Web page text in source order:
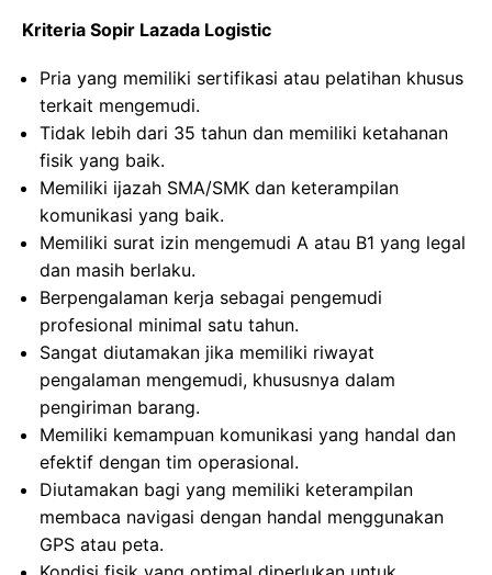
Kriteria Sopir Lazada Logistic
Pria yang memiliki sertifikasi atau pelatihan khusus
terkait mengemudi.
Tidak lebih dari 35 tahun dan memiliki ketahanan
fisik yang baik.
Memiliki ijazah SMA/SMK dan keterampilan
komunikasi yang baik.
Memiliki surat izin mengemudi A atau B1 yang legal
dan masih berlaku.
Berpengalaman kerja sebagai pengemudi
profesional minimal satu tahun.
Sangat diutamakan jika memiliki riwayat
pengalaman mengemudi, khususnya dalam
pengiriman barang.
Memiliki kemampuan komunikasi yang handal dan
efektif dengan tim operasional.
Diutamakan bagi yang memiliki keterampilan
membaca navigasi dengan handal menggunakan
GPS atau peta.